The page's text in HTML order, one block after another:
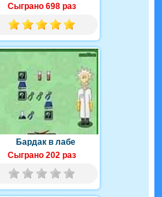
Сыграно 698 раз
Бардак в лабе
Сыграно 202 раз